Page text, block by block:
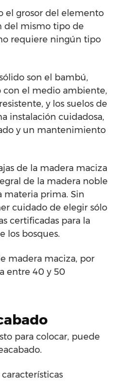
el grosor del elemento
del mismo tipo de
requiere ningún tipo
son el bambú,
con el medio ambiente,
y los suelos de
instalación cuidadosa,
y un mantenimiento
de la madera maciza
de la madera noble
materia prima. Sin
cuidado de elegir sólo
certificadas para la
los bosques.
madera maciza, por
entre 40 y 50
para colocar, puede